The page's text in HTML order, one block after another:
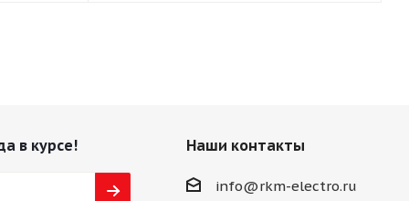
в курсе! Наши контакты
info@rkm-electro.ru